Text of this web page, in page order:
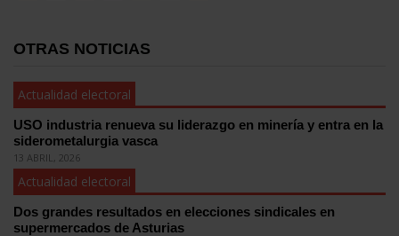
OTRAS NOTICIAS
Actualidad electoral
USO industria renueva su liderazgo en minería y entra en la
siderometalurgia vasca
13 ABRIL, 2026
Actualidad electoral
Dos grandes resultados en elecciones sindicales en
supermercados de Asturias